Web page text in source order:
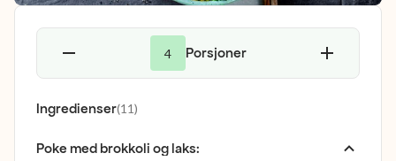
4 Porsjoner
Ingredienser(11)
Poke med brokkoli og laks: